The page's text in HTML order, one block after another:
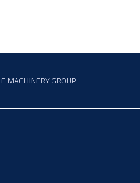
MACHINERY GROUP